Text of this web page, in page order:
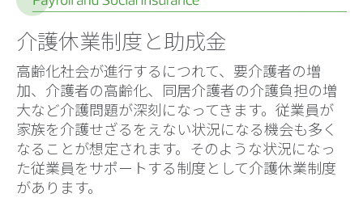
介護休業制度と助成金
高齢化社会が進行するにつれて、要介護者の増
加、介護者の高齢化、同居介護者の介護負担の増
大など介護問題が深刻になってきます。従業員が
家族を介護せざるをえない状況になる機会も多く
なることが想定されます。そのような状況になっ
た従業員をサポートする制度として介護休業制度
があります。